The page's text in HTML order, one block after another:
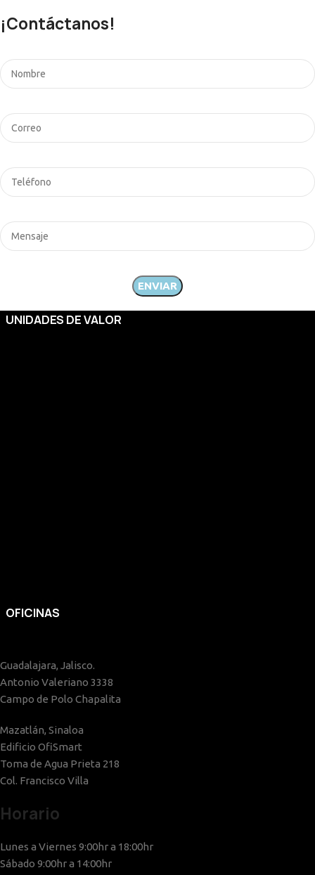
¡Contáctanos!
UNIDADES DE VALOR
OFICINAS
Guadalajara, Jalisco.
Antonio Valeriano 3338
Campo de Polo Chapalita
Mazatlán, Sinaloa
Edificio OfiSmart
Toma de Agua Prieta 218
Col. Francisco Villa
Horario
Lunes a Viernes 9:00hr a 18:00hr
Sábado 9:00hr a 14:00hr